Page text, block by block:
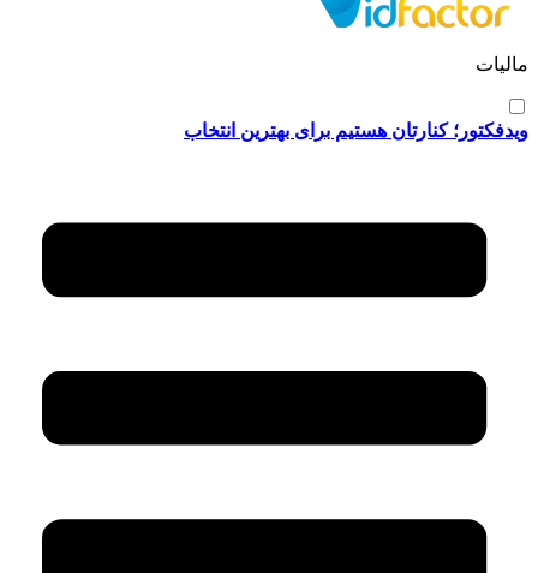
مالیات
ویدفکتور؛ کنارتان هستیم برای بهترین انتخاب